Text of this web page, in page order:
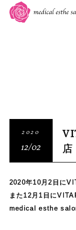
2020
12/02
2020年10月2日に
また12月1日に
medical esthe